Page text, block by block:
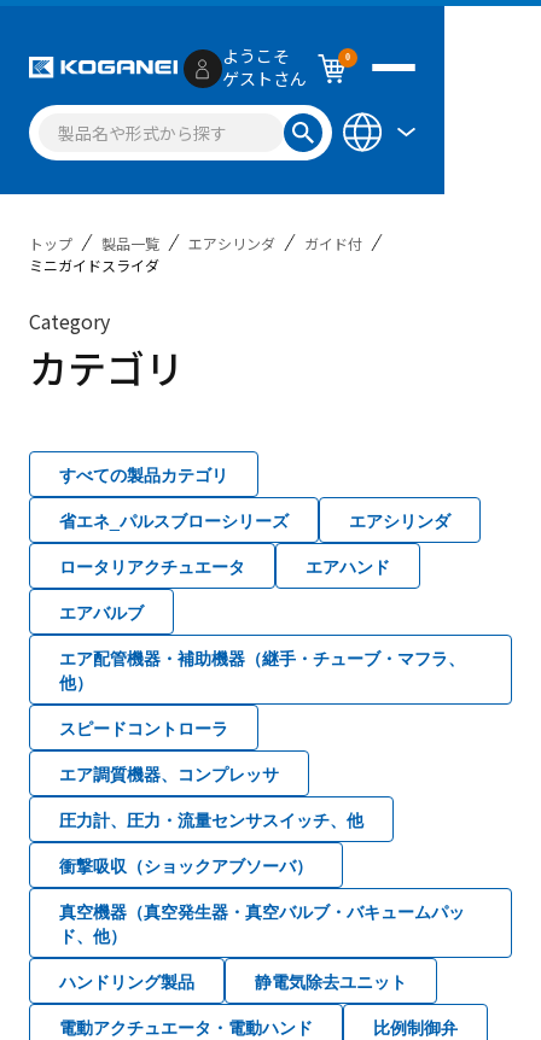
ようこそ
ゲストさん
0
トップ 製品一覧 エアシリンダ
ガイド付
ミニガイドスライダ
Category
カテゴリ
すべての製品カテゴリ
省エネ_パルスブローシリーズ
エアシリンダ
ロータリアクチュエータ
エアハンド
エアバルブ
エア配管機器・補助機器（継手・チューブ・マフラ、
他）
スピードコントローラ
エア調質機器、コンプレッサ
圧力計、圧力・流量センサスイッチ、他
衝撃吸収（ショックアブソーバ）
真空機器（真空発生器・真空バルブ・バキュームパッ
ド、他）
ハンドリング製品
静電気除去ユニット
電動アクチュエータ・電動ハンド
比例制御弁